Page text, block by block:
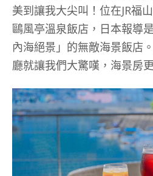
美到讓我大尖叫！位在JR福
鷗風亭溫泉飯店，日本報導
內海絕景」的無敵海景飯店
廳就讓我們大驚嘆，海景房